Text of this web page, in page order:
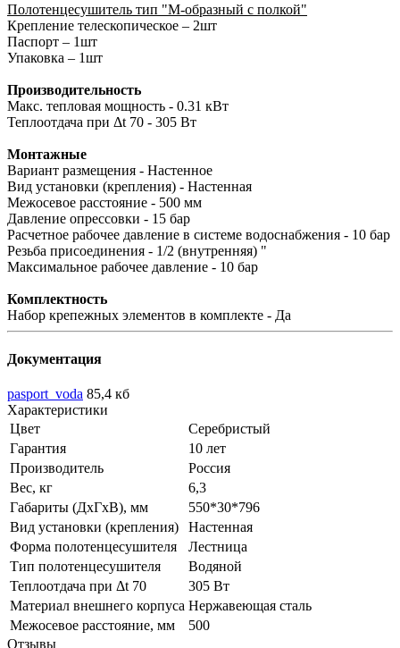
Полотенцесушитель тип "М-образный с полкой"
Крепление телескопическое – 2шт
Паспорт – 1шт
Упаковка – 1шт
Производительность
Макс. тепловая мощность - 0.31 кВт
Теплоотдача при Δt 70 - 305 Вт
Монтажные
Вариант размещения - Настенное
Вид установки (крепления) - Настенная
Межосевое расстояние - 500 мм
Давление опрессовки - 15 бар
Расчетное рабочее давление в системе водоснабжения - 10 бар
Резьба присоединения - 1/2 (внутренняя) "
Максимальное рабочее давление - 10 бар
Комплектность
Набор крепежных элементов в комплекте - Да
Документация
pasport_voda 85,4 кб
Характеристики
Цвет
Серебристый
Гарантия
10 лет
Производитель
Россия
Вес, кг
6,3
Габариты (ДхГхВ), мм
550*30*796
Вид установки (крепления)
Настенная
Форма полотенцесушителя
Лестница
Тип полотенцесушителя
Водяной
Теплоотдача при Δt 70
305 Вт
Материал внешнего корпуса Нержавеющая сталь
Межосевое расстояние, мм
500
Отзывы